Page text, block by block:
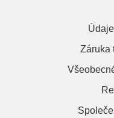
Záruka